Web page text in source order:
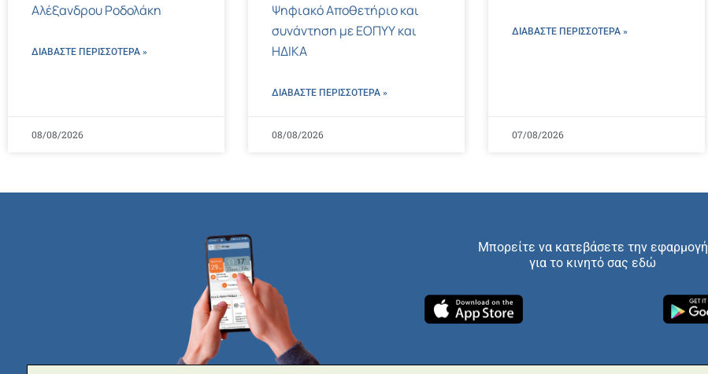
Αλέξανδρου Ροδολάκη
ΔΙΑΒΑΣΤΕ ΠΕΡΙΣΣΌΤΕΡΑ »
08/08/2026
Ψηφιακό Αποθετήριο και
συνάντηση με ΕΟΠΥΥ και
ΗΔΙΚΑ
ΔΙΑΒΑΣΤΕ ΠΕΡΙΣΣΌΤΕΡΑ »
08/08/2026
ΔΙΑΒΑΣΤΕ ΠΕΡΙΣΣΌΤΕΡΑ »
07/08/2026
Μπορείτε να κατεβάσετε την εφαρμογή
για το κινητό σας εδώ